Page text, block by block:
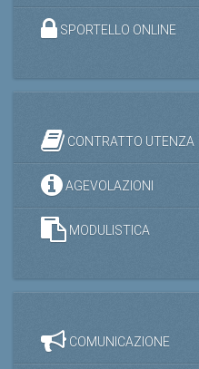
SPORTELLO ONLINE
CONTRATTO UTENZA
AGEVOLAZIONI
MODULISTICA
COMUNICAZIONE